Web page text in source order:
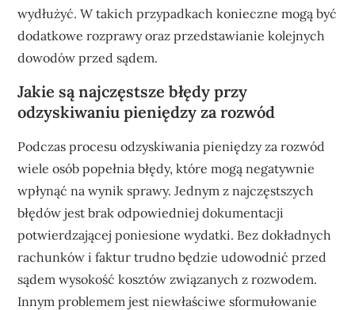
wydłużyć. W takich przypadkach konieczne mogą być
dodatkowe rozprawy oraz przedstawianie kolejnych
dowodów przed sądem.
Jakie są najczęstsze błędy przy
odzyskiwaniu pieniędzy za rozwód
Podczas procesu odzyskiwania pieniędzy za rozwód
wiele osób popełnia błędy, które mogą negatywnie
wpłynąć na wynik sprawy. Jednym z najczęstszych
błędów jest brak odpowiedniej dokumentacji
potwierdzającej poniesione wydatki. Bez dokładnych
rachunków i faktur trudno będzie udowodnić przed
sądem wysokość kosztów związanych z rozwodem.
Innym problemem jest niewłaściwe sformułowanie